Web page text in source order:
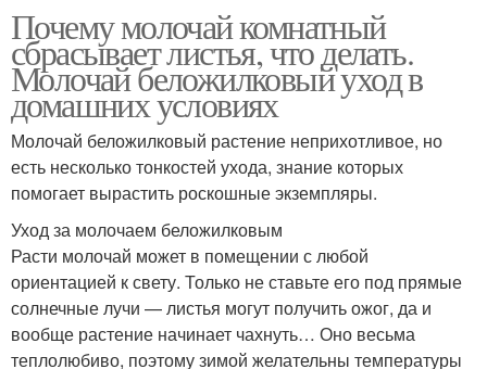
Почему молочай комнатный
сбрасывает листья, что делать.
Молочай беложилковый уход в
домашних условиях
Молочай беложилковый растение неприхотливое, но
есть несколько тонкостей ухода, знание которых
помогает вырастить роскошные экземпляры.
Уход за молочаем беложилковым
Расти молочай может в помещении с любой
ориентацией к свету. Только не ставьте его под прямые
солнечные лучи — листья могут получить ожог, да и
вообще растение начинает чахнуть… Оно весьма
теплолюбиво, поэтому зимой желательны температуры